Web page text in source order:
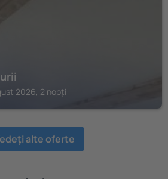
2026, 2 nopți
alte oferte